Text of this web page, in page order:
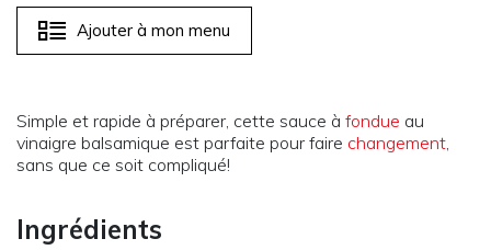
Ajouter à mon menu
Simple et rapide à préparer, cette sauce à fondue au
vinaigre balsamique est parfaite pour faire changement,
sans que ce soit compliqué!
Ingrédients